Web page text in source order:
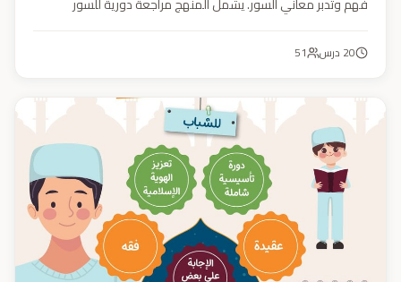
فهم وتدبر معاني السور. يشمل المنهج مراجعة دورية للسور
تدعم مهارات القراءة والفهم.
20 درس 51